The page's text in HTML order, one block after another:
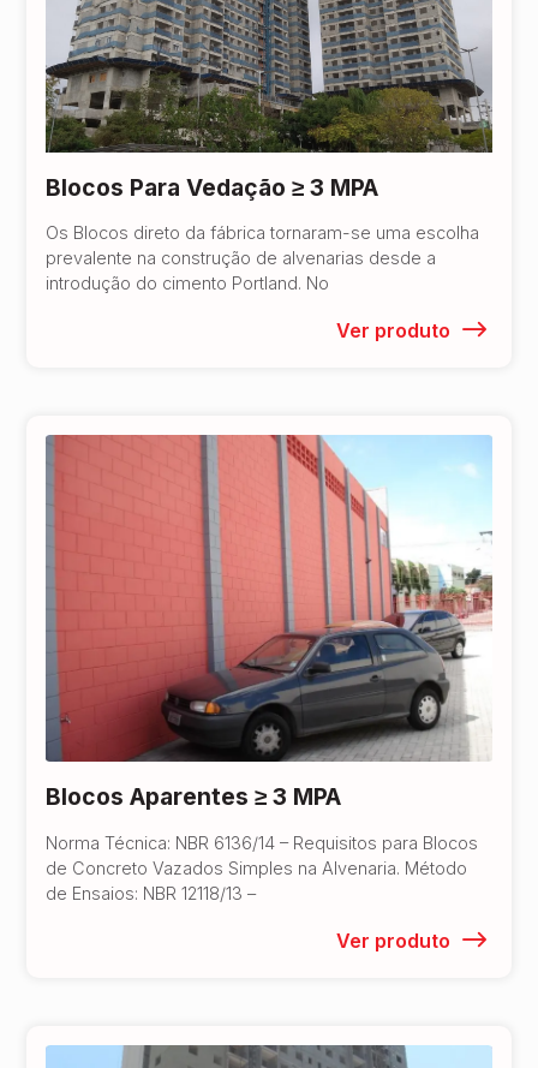
Blocos Para Vedação ≥ 3 MPA
Os Blocos direto da fábrica tornaram-se uma escolha
prevalente na construção de alvenarias desde a
introdução do cimento Portland. No
Ver produto
Blocos Aparentes ≥ 3 MPA
Norma Técnica: NBR 6136/14 – Requisitos para Blocos
de Concreto Vazados Simples na Alvenaria. Método
de Ensaios: NBR 12118/13 –
Ver produto